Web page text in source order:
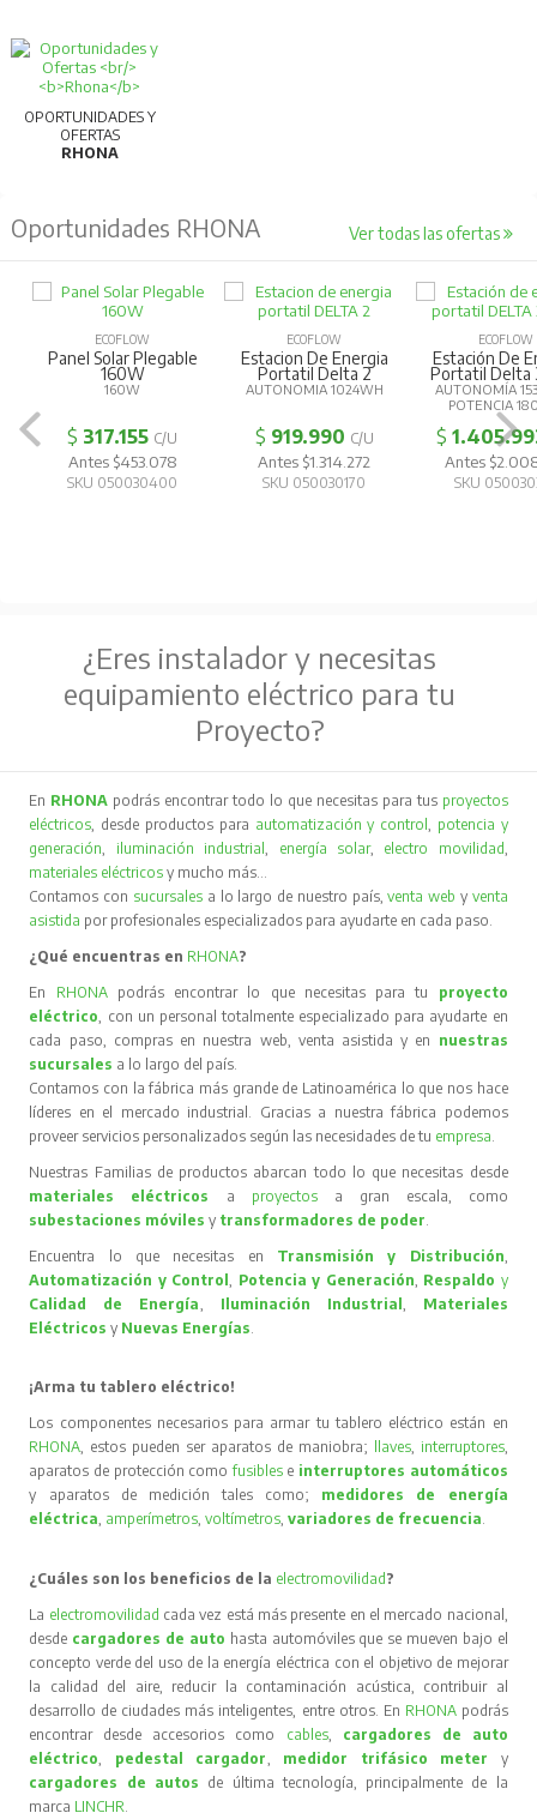
OPORTUNIDADES Y
OFERTAS
RHONA
Oportunidades RHONA Ver todas las ofertas
ECOFLOW
Panel Solar Plegable
160W
160W
$ 317.155 C/U
Antes $453.078
SKU 050030400
ECOFLOW
Estacion De Energia
Portatil Delta 2
AUTONOMIA 1024WH
$ 919.990 C/U
Antes $1.314.272
SKU 050030170
ECOFLOW
Estación De
Portatil Delta
AUTONOMÍA
POTENCIA
$
Antes
SKU
¿Eres instalador y necesitas
equipamiento eléctrico para tu
Proyecto?
En RHONA podrás encontrar todo lo que necesitas para tus proyectos
eléctricos, desde productos para automatización y control, potencia y
generación, iluminación industrial, energía solar, electro movilidad,
materiales eléctricos y mucho más…
Contamos con sucursales a lo largo de nuestro país,venta web y venta
asistida por profesionales especializados para ayudarte en cada paso.
¿Qué encuentras en RHONA?
En RHONA podrás encontrar lo que necesitas para tu proyecto
eléctrico, con un personal totalmente especializado para ayudarte en
cada paso, compras en nuestra web, venta asistida y en nuestras
sucursales a lo largo del país.
Contamos con la fábrica más grande de Latinoamérica lo que nos hace
líderes en el mercado industrial. Gracias a nuestra fábrica podemos
proveer servicios personalizados según las necesidades de tu empresa.
Nuestras Familias de productos abarcan todo lo que necesitas desde
materiales eléctricos
a proyectos
a gran escala, como
subestaciones móvilesy transformadores de poder.
Encuentra lo que necesitas en Transmisión y Distribución,
Automatización y Control, Potencia y Generación, Respaldo y
Calidad de Energía, Iluminación Industrial , Materiales
Eléctricos y Nuevas Energías.
¡Arma tu tablero eléctrico!
Los componentes necesarios para armar tu tablero eléctrico están en
RHONA, estos pueden ser aparatos de maniobra; llaves, interruptores,
aparatos de protección comofusibles e interruptores automáticos
y aparatos de medición tales como; medidores de energía
eléctrica, amperímetros,voltímetros,variadores de frecuencia.
¿Cuáles son los beneficios de la electromovilidad ?
La electromovilidad cada vez está más presente en el mercado nacional,
desde cargadores de auto hasta automóviles que se mueven bajo el
concepto verde del uso de la energía eléctrica con el objetivo de mejorar
la calidad del aire, reducir la contaminación acústica, contribuir al
desarrollo de ciudades más inteligentes, entre otros. En RHONA podrás
encontrar desde accesorios como cables, cargadores de auto
eléctrico, pedestal cargador, medidor trifásico meter
y
cargadores de autos de última tecnología, principalmente de la
marca LINCHR.